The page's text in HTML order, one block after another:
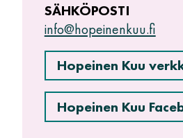
SÄHKÖPOSTI
info@hopeinenkuu.fi
Hopeinen Kuu
Hopeinen Kuu